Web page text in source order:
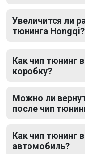
Увеличится ли
тюнинга Hongqi?
Как чип тюнинг
коробку?
Можно ли
после чип
Как чип тюнинг
автомобиль?